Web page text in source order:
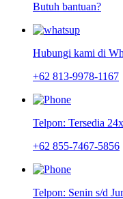
Butuh bantuan?
Hubungi kami di
+62 813-9978-1167
Telpon: Tersedia
+62 855-7467-5856
Telpon: Senin s/d